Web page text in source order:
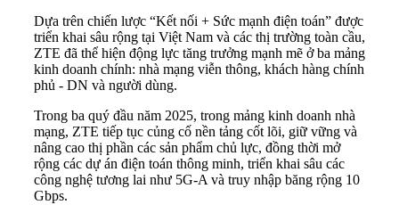
Dựa trên chiến lược “Kết nối + Sức mạnh điện toán” được
triển khai sâu rộng tại Việt Nam và các thị trường toàn cầu,
ZTE đã thể hiện động lực tăng trưởng mạnh mẽ ở ba mảng
kinh doanh chính: nhà mạng viễn thông, khách hàng chính
phủ - DN và người dùng.
Trong ba quý đầu năm 2025, trong mảng kinh doanh nhà
mạng, ZTE tiếp tục củng cố nền tảng cốt lõi, giữ vững và
nâng cao thị phần các sản phẩm chủ lực, đồng thời mở
rộng các dự án điện toán thông minh, triển khai sâu các
công nghệ tương lai như 5G-A và truy nhập băng rộng 10
Gbps.